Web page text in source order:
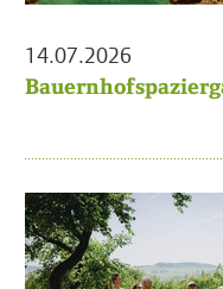
14.07.2026